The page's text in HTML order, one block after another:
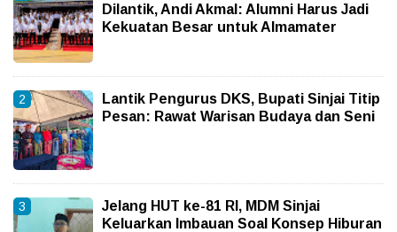
Dilantik, Andi Akmal: Alumni Harus Jadi
Kekuatan Besar untuk Almamater
Lantik Pengurus DKS, Bupati Sinjai Titip
Pesan: Rawat Warisan Budaya dan Seni
Jelang HUT ke-81 RI, MDM Sinjai
Keluarkan Imbauan Soal Konsep Hiburan